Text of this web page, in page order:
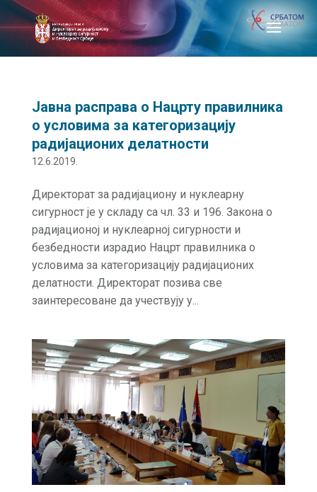
Јавна расправа о Нацрту правилника
о условима за категоризацију
радијационих делатности
12.6.2019.
Директорат за радијациону и нуклеарну
сигурност је у складу са чл. 33 и 196. Закона о
радијационој и нуклеарној сигурности и
безбедности израдио Нацрт правилника о
условима за категоризацију радијационих
делатности. Директорат позива све
заинтересоване да учествују у...